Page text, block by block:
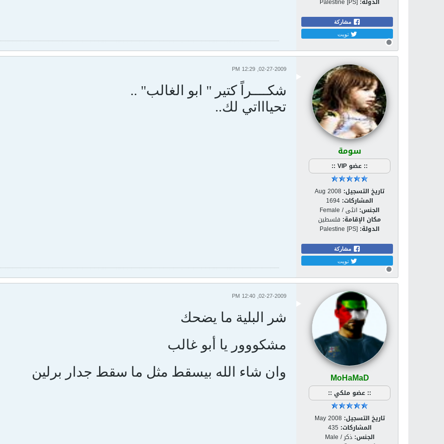
مشاركة
تويت
سومة
:: عضو VIP ::
تاريخ التسجيل: Aug 2008
المشاركات: 1694
الجنس: انثى / Female
مكان الإقامة: فلسطين
الدولة: Palestine [PS]
مشاركة
تويت
02-27-2009, 12:29 PM
شكــــراً كتير " ابو الغالب" ..
تحياااتي لك..
MoHaMaD
:: عضو ملكي ::
تاريخ التسجيل: May 2008
المشاركات: 435
الجنس: ذكر / Male
02-27-2009, 12:40 PM
شر البلية ما يضحك
مشكووور يا أبو غالب
وان شاء الله بيسقط مثل ما سقط جدار برلين